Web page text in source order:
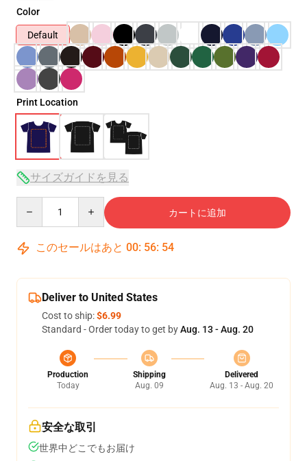
Color
Default
Print Location
サイズガイドを見る
カートに追加
このセールはあと 00: 56: 53
Deliver to United States
Cost to ship:$6.99
Standard - Order today to get byAug. 13 - Aug. 20
Production
Today
Shipping
Aug. 09
Delivered
Aug. 13 - Aug. 20
安全な取引
世界中どこでもお届け